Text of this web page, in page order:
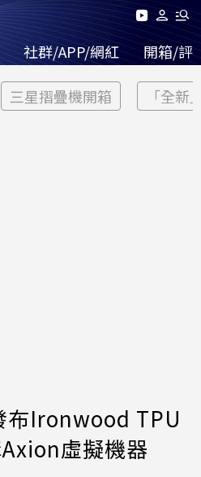
社群/APP/網紅 開箱/評
三星摺疊機開箱 「全新
布Ironwood TPU
虛擬機器